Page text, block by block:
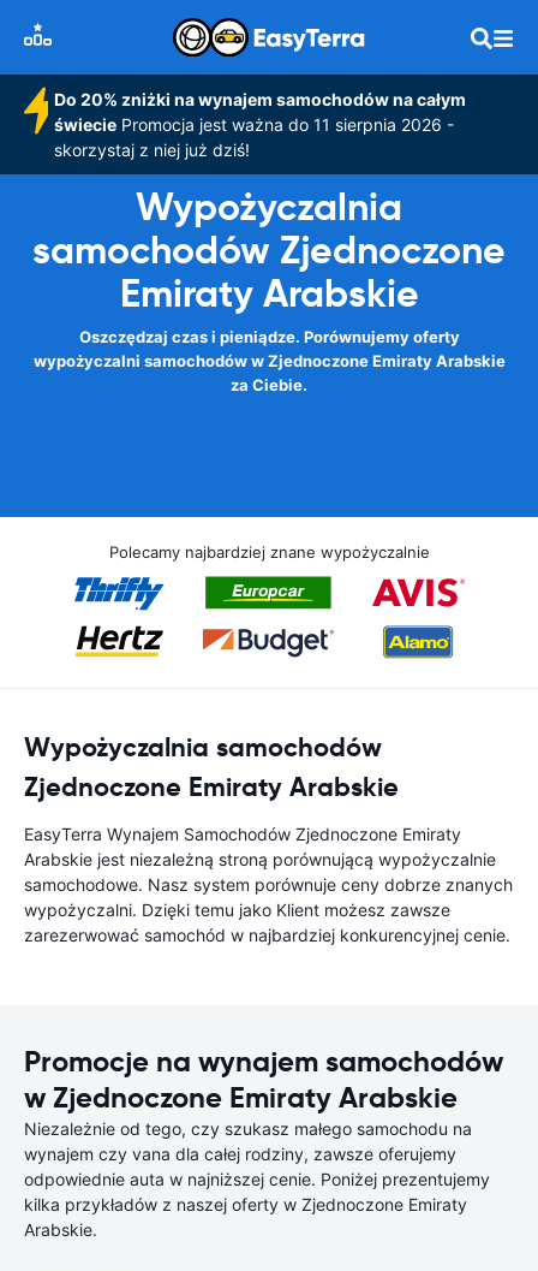
Do 20% zniżki na wynajem samochodów na całym
świeciePromocja jest ważna do 11 sierpnia 2026 -
skorzystaj z niej już dziś!
Wypożyczalnia
samochodów Zjednoczone
Emiraty Arabskie
Oszczędzaj czas i pieniądze. Porównujemy oferty
wypożyczalni samochodów w Zjednoczone Emiraty Arabskie
za Ciebie.
Polecamy najbardziej znane wypożyczalnie
Wypożyczalnia samochodów
Zjednoczone Emiraty Arabskie
EasyTerra Wynajem Samochodów Zjednoczone Emiraty
Arabskie jest niezależną stroną porównującą wypożyczalnie
samochodowe. Nasz system porównuje ceny dobrze znanych
wypożyczalni. Dzięki temu jako Klient możesz zawsze
zarezerwować samochód w najbardziej konkurencyjnej cenie.
Promocje na wynajem samochodów
w Zjednoczone Emiraty Arabskie
Niezależnie od tego, czy szukasz małego samochodu na
wynajem czy vana dla całej rodziny, zawsze oferujemy
odpowiednie auta w najniższej cenie. Poniżej prezentujemy
kilka przykładów z naszej oferty w Zjednoczone Emiraty
Arabskie.